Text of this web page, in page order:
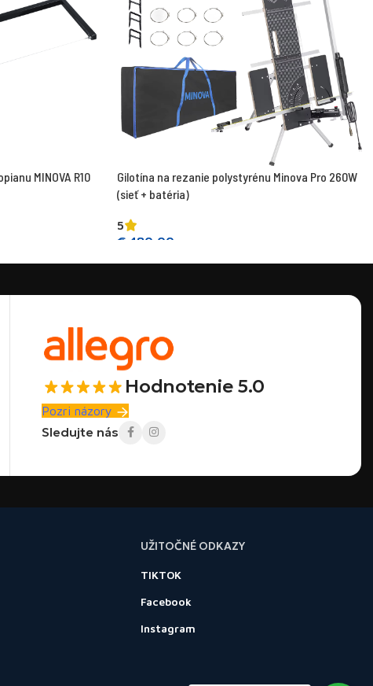
MINOVA R10
Gilotína na rezanie polystyrénu Minova Pro 260W
(sieť + batéria)
5
€ 480,00
Pridať do košíka
Hodnotenie 5.0
Pozri názory
Sledujte nás
UŽITOČNÉ ODKAZY
TIKTOK
Facebook
Instagram